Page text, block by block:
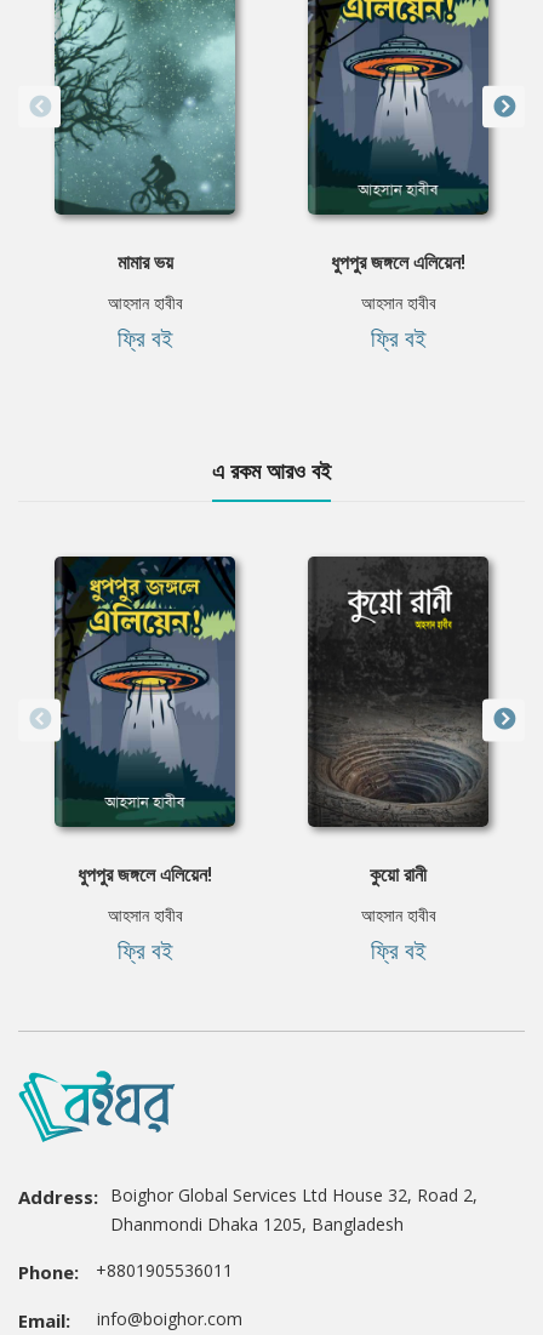
মামার ভয়
আহসান হাবীব
ফ্রি বই
ধুপপুর জঙ্গলে এলিয়েন!
আহসান হাবীব
ফ্রি বই
এ রকম আরও বই
ধুপপুর জঙ্গলে এলিয়েন!
আহসান হাবীব
ফ্রি বই
কুয়ো রানী
আহসান হাবীব
ফ্রি বই
Address: Boighor Global Services Ltd House 32, Road 2,
Dhanmondi Dhaka 1205, Bangladesh
Phone: +8801905536011
Email: info@boighor.com